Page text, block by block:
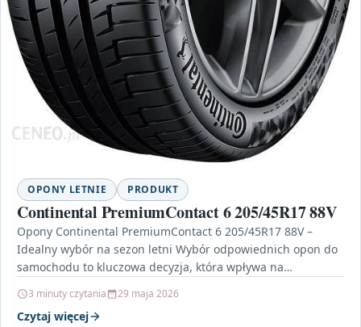
OPONY LETNIE PRODUKT
Continental PremiumContact 6 205/45R17 88V
Opony Continental PremiumContact 6 205/45R17 88V –
Idealny wybór na sezon letni Wybór odpowiednich opon do
samochodu to kluczowa decyzja, która wpływa na
3 minuty czytania 29 maja 2026
Czytaj więcej